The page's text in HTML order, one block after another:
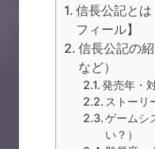
信長公記と
フィール】
信長公記の
など）
発売年・
ストーリ
ゲームシ
い？）